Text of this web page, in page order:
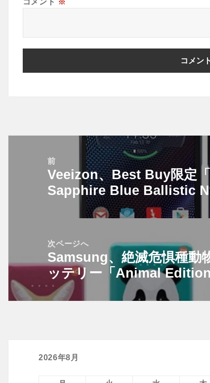
※
ン
前
前
の
Veeizon、Best Buy限定
Sapphire Blue Ballistic
次ページへ
次
の
投
稿:
Samsung、絶滅危惧種動
ッテリー「Animal
2026年8月